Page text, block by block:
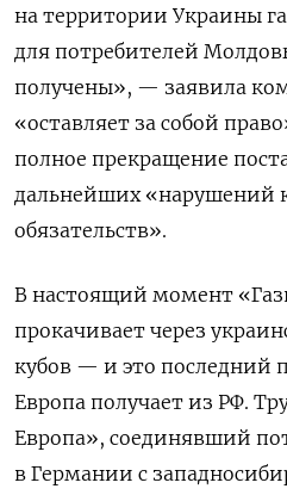
на территории Украины
для потребителей
получены», — заявила
«оставляет за собой
полное прекращение
дальнейших «нарушений
обязательств».
В настоящий момент
прокачивает через
кубов — и это последний
Европа получает из РФ.
Европа», соединявший
в Германии с